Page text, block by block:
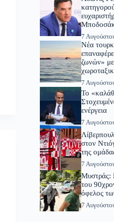
7
Νέα
ζωνών»
7
Το
ενέργεια
7
στον
της
7
Μυστράς:
του
όφελος
7